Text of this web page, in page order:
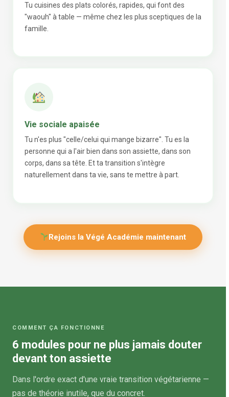
Tu cuisines des plats colorés, rapides, qui font des
"waouh" à table — même chez les plus sceptiques de la
famille.
Vie sociale apaisée
Tu n'es plus "celle/celui qui mange bizarre". Tu es la
personne qui a l'air bien dans son assiette, dans son
corps, dans sa tête. Et ta transition s'intègre
naturellement dans ta vie, sans te mettre à part.
Rejoins la Végé Académie maintenant
COMMENT ÇA FONCTIONNE
6 modules pour ne plus jamais douter
devant ton assiette
Dans l'ordre exact d'une vraie transition végétarienne —
pas de théorie inutile, que du concret.